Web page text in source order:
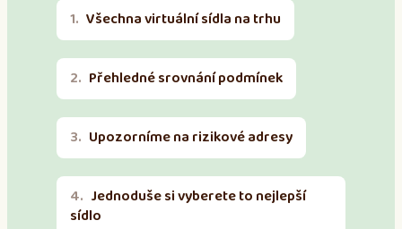
Všechna virtuální sídla na trhu
Přehledné srovnání podmínek
Upozorníme na rizikové adresy
Jednoduše si vyberete to nejlepší
sídlo